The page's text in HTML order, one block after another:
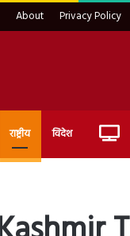
About Privacy Policy
राष्ट्रीय विदेश Live